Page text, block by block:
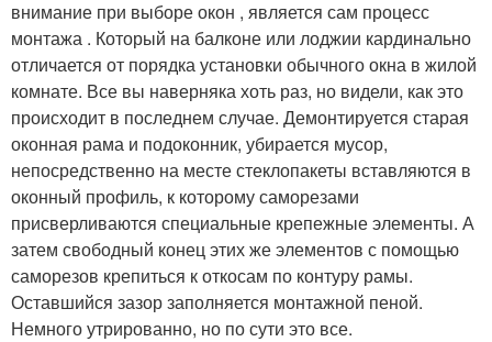
внимание при выборе окон , является сам процесс
монтажа . Который на балконе или лоджии кардинально
отличается от порядка установки обычного окна в жилой
комнате. Все вы наверняка хоть раз, но видели, как это
происходит в последнем случае. Демонтируется старая
оконная рама и подоконник, убирается мусор,
непосредственно на месте стеклопакеты вставляются в
оконный профиль, к которому саморезами
присверливаются специальные крепежные элементы. А
затем свободный конец этих же элементов с помощью
саморезов крепиться к откосам по контуру рамы.
Оставшийся зазор заполняется монтажной пеной.
Немного утрированно, но по сути это все.